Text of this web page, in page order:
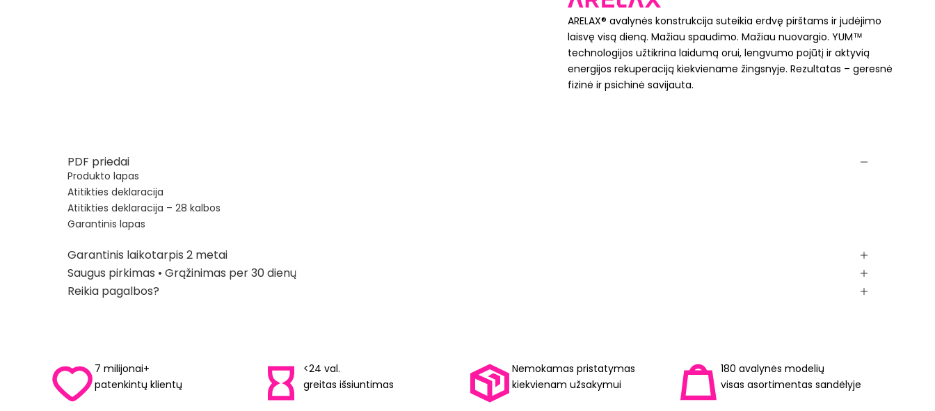
ARELAX® avalynės konstrukcija suteikia erdvę pirštams ir judėjimo
laisvę visą dieną. Mažiau spaudimo. Mažiau nuovargio. YUM™
technologijos užtikrina laidumą orui, lengvumo pojūtį ir aktyvią
energijos rekuperaciją kiekviename žingsnyje. Rezultatas – geresnė
fizinė ir psichinė savijauta.
PDF priedai
Produkto lapas
Atitikties deklaracija
Atitikties deklaracija – 28 kalbos
Garantinis lapas
Garantinis laikotarpis 2 metai
Saugus pirkimas • Grąžinimas per 30 dienų
Reikia pagalbos?
7 milijonai+
patenkintų klientų
<24 val.
greitas išsiuntimas
Nemokamas pristatymas
kiekvienam užsakymui
180 avalynės modelių
visas asortimentas sandėlyje